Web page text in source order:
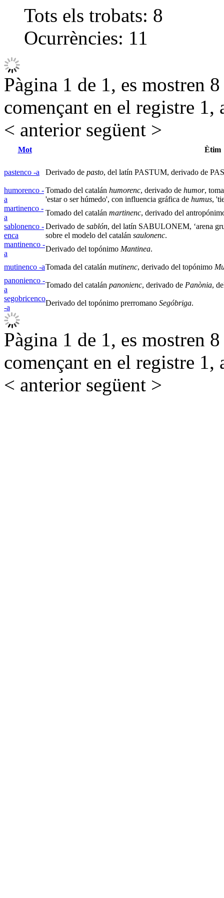
Tots els trobats: 8
Ocurrències: 11
Pàgina 1 de 1, es mostren
començant en el registre 1,
< anterior següent >
Mot Ètim
pastenco -a Derivado de pasto, del latín PASTUM, derivado de
humorenco -
a
Tomado del catalán humorenc, derivado de humor,
'estar o ser húmedo', con influencia gráfica de humus,
martinenco -
a
Tomado del catalán martinenc, derivado del
sablonenco -
enca
Derivado de sablón, del latín SABULONEM, ‘arena
sobre el modelo del catalán saulonenc.
mantinenco -
a
Derivado del topónimo Mantinea.
mutinenco -aTomada del catalán mutinenc, derivado del topónimo
panonienco -
a
Tomado del catalán panonienc, derivado de Panònia,
segobricenco
-a
Derivado del topónimo prerromano Segóbriga.
Pàgina 1 de 1, es mostren
començant en el registre 1,
< anterior següent >